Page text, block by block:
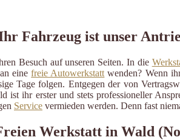
Fahrzeug ist unser
Besuch auf unseren Seiten. In die
an einefreie Autowerkstatt wenden? Wenn
Tage folgen. Entgegen der von
ist ihr erster und stets professioneller
Service vermieden werden. Denn fast
Werkstatt in Wald